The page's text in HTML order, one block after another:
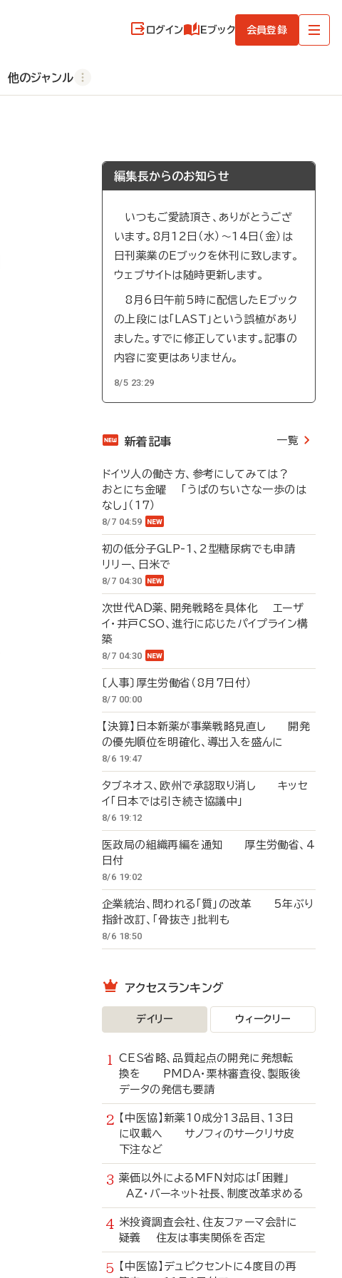
ログイン Eブック 会員登録
他のジャンル
編集長からのお知らせ
いつもご愛読頂き、ありがとうござ
います。8月12日（水）～14日（金）は
日刊薬業のEブックを休刊に致します。
ウェブサイトは随時更新します。
8月6日午前5時に配信したEブック
の上段には「LAST」という誤植があり
ました。すでに修正しています。記事の
内容に変更はありません。
8/5 23:29
新着記事 一覧
ドイツ人の働き方、参考にしてみては？
おとにち金曜 「うぱのちいさな一歩のは
なし」（17）
8/7 04:59
初の低分子GLP-1、2型糖尿病でも申請
リリー、日米で
8/7 04:30
次世代AD薬、開発戦略を具体化 エーザ
イ・井戸CSO、進行に応じたパイプライン構
築
8/7 04:30
〔人事〕厚生労働省（8月7日付）
8/7 00:00
【決算】日本新薬が事業戦略見直し 開発
の優先順位を明確化、導出入を盛んに
8/6 19:47
タブネオス、欧州で承認取り消し キッセ
イ「日本では引き続き協議中」
8/6 19:12
医政局の組織再編を通知 厚生労働省、4
日付
8/6 19:02
企業統治、問われる「質」の改革 5年ぶり
指針改訂、「骨抜き」批判も
8/6 18:50
アクセスランキング
デイリー ウィークリー
CES省略、品質起点の開発に発想転
換を PMDA・栗林審査役、製販後
データの発信も要請
【中医協】新薬10成分13品目、13日
に収載へ サノフィのサークリサ皮
下注など
薬価以外によるMFN対応は「困難」
AZ・バーネット社長、制度改革求める
米投資調査会社、住友ファーマ会計に
疑義 住友は事実関係を否定
【中医協】デュピクセントに4度目の再